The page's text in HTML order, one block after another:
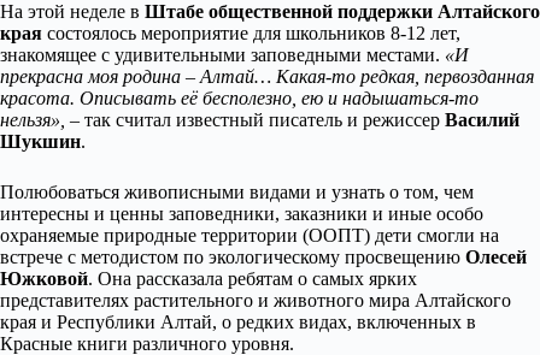
На этой неделе в Штабе общественной поддержки Алтайского
края состоялось мероприятие для школьников 8-12 лет,
знакомящее с удивительными заповедными местами. «И
прекрасна моя родина – Алтай… Какая-то редкая, первозданная
красота. Описывать её бесполезно, ею и надышаться-то
нельзя», – так считал известный писатель и режиссер Василий
Шукшин.
Полюбоваться живописными видами и узнать о том, чем
интересны и ценны заповедники, заказники и иные особо
охраняемые природные территории (ООПТ) дети смогли на
встрече с методистом по экологическому просвещению Олесей
Южковой. Она рассказала ребятам о самых ярких
представителях растительного и животного мира Алтайского
края и Республики Алтай, о редких видах, включенных в
Красные книги различного уровня.